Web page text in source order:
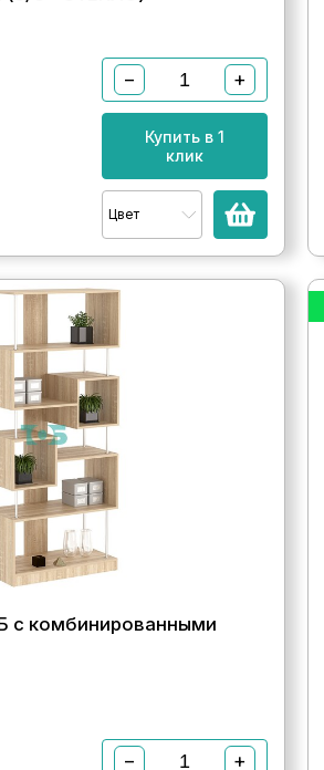
− +
Купить в 1
клик
Цвет
с комбинированными
− +